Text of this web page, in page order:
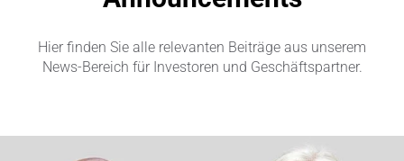
Hier finden Sie alle relevanten Beiträge aus unserem
News-Bereich für Investoren und Geschäftspartner.